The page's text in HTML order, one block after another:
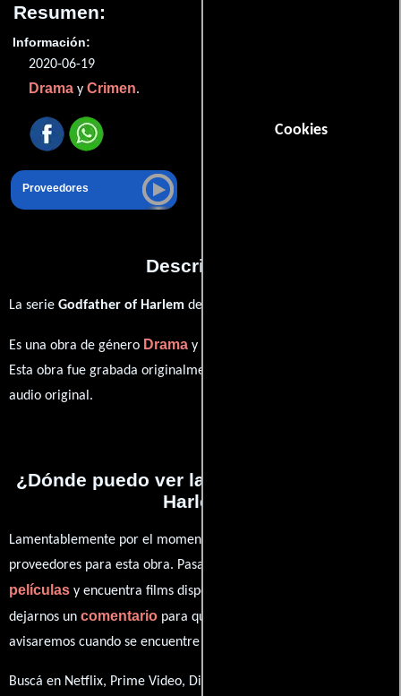
Cookies
Resumen:
Información:
2020-06-19
Drama y Crimen.
Proveedores
Descripción
La serie Godfather of Harlem del año 2020,
Es una obra de género Drama y
Esta obra fue grabada originalmente con dialogos en
audio original.
¿Dónde puedo ver la series Godfather of
Harlem?
Lamentablemente por el momento no contamos con enlaces a
proveedores para esta obra. Pasa por nuestro catálogo de
películas y encuentra films disponibles. También puedes
dejarnos un comentario para que le demos prioridad y te
avisaremos cuando se encuentre disponible
Buscá en Netflix, Prime Video, Disney+